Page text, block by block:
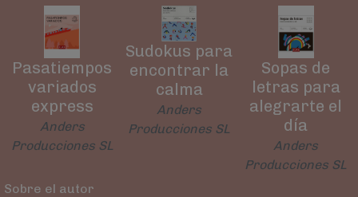
Pasatiempos
variados
express
Anders
Producciones SL
Sudokus para
encontrar la
calma
Anders
Producciones SL
Sopas de
letras para
alegrarte el
día
Anders
Producciones SL
Sobre el autor